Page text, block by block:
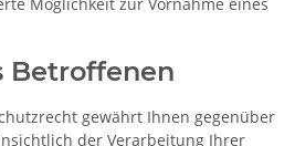
Betroffenen
gewährt Ihnen gegenüber
der Verarbeitung Ihrer